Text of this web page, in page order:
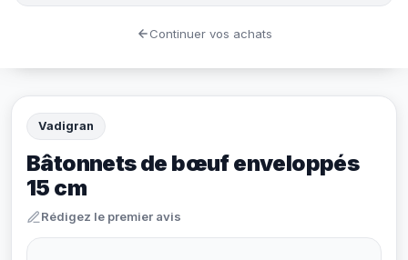
Vadigran
Bâtonnets de bœuf enveloppés
15 cm
Rédigez le premier avis
Continuer vos achats